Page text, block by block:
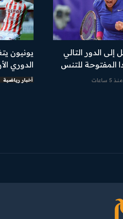
إلى الدور التالي
المفتوحة للتنس
منذ 5 ساعات
يونيون
الدوري
أخبار رياضية